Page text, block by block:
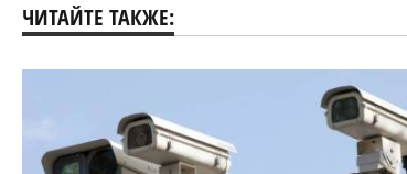
ЧИТАЙТЕ ТАКЖЕ: